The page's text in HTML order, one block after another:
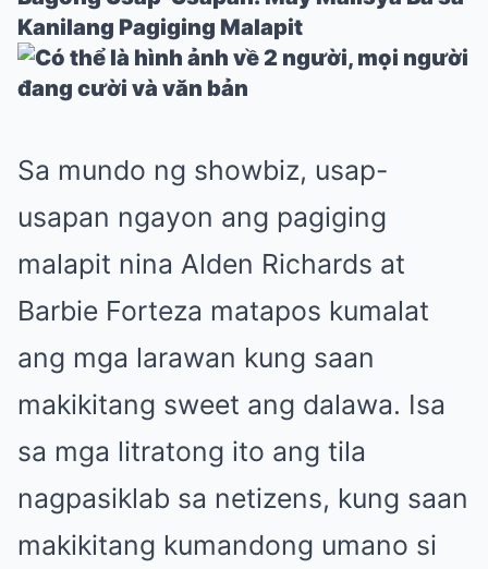
Kanilang Pagiging Malapit
Sa mundo ng showbiz, usap-
usapan ngayon ang pagiging
malapit nina Alden Richards at
Barbie Forteza matapos kumalat
ang mga larawan kung saan
makikitang sweet ang dalawa. Isa
sa mga litratong ito ang tila
nagpasiklab sa netizens, kung saan
makikitang kumandong umano si